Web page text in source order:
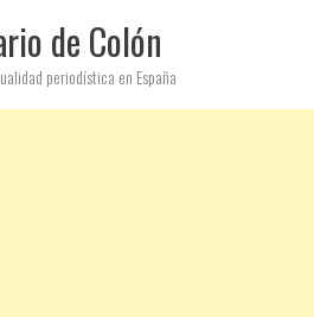
de Colón
periodística en España